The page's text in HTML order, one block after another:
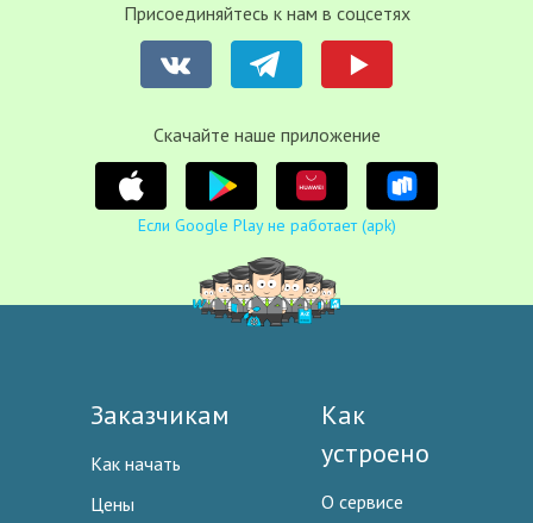
Присоединяйтесь к нам в соцсетях
Cкачайте наше приложение
Если Google Play не работает (apk)
Заказчикам
Как начать
Цены
Как
устроено
О сервисе